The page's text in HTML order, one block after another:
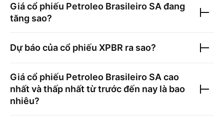
Giá cổ phiếu Petroleo Brasileiro SA đang
tăng sao?
Dự báo của cổ phiếu XPBR ra sao?
Giá cổ phiếu Petroleo Brasileiro SA cao
nhất và thấp nhất từ trước đến nay là bao
nhiêu?